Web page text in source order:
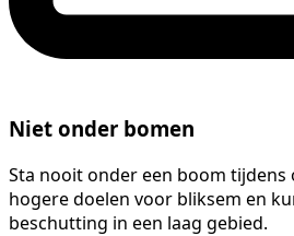
Niet onder bomen
Sta nooit onder een boom tijdens
hogere doelen voor bliksem en
beschutting in een laag gebied.